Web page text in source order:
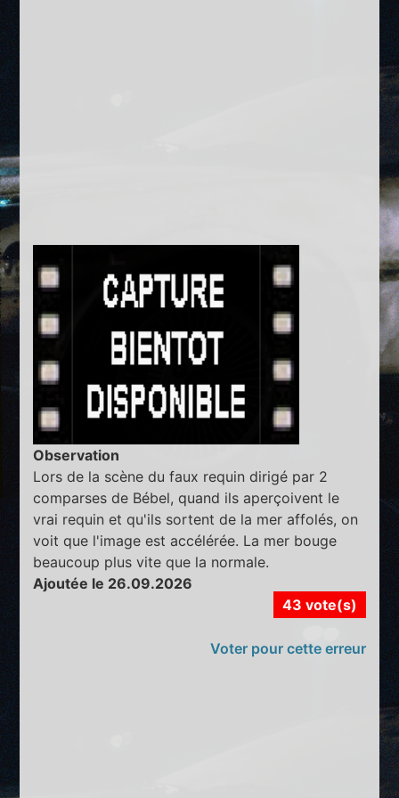
Observation
Lors de la scène du faux requin dirigé par 2
comparses de Bébel, quand ils aperçoivent le
vrai requin et qu'ils sortent de la mer affolés, on
voit que l'image est accélérée. La mer bouge
beaucoup plus vite que la normale.
Ajoutée le 26.09.2026
43 vote(s)
Voter pour cette erreur